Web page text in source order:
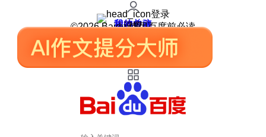
登录
我的关注
我的收藏
皮肤中心
用户反馈
设置
©2026 Baidu 使用百度前必读